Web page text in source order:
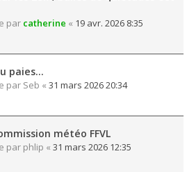
par catherine « 19 avr. 2026 8:35
paies...
par Seb « 31 mars 2026 20:34
météo FFVL
par phlip « 31 mars 2026 12:35